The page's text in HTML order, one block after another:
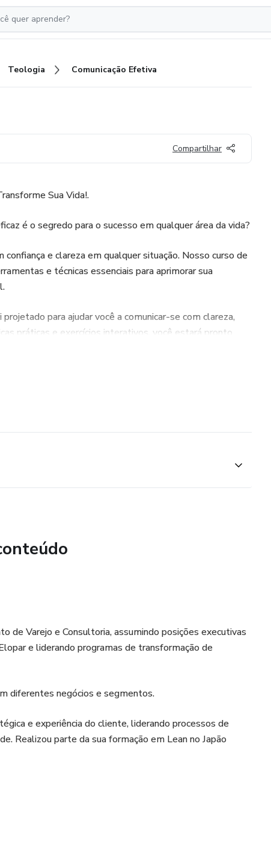
Teologia Comunicação Efetiva
Compartilhar
Sua Vida!.
é o segredo para o sucesso em qualquer área da vida?
confiança e clareza em qualquer situação. Nosso curso de
e técnicas essenciais para aprimorar sua
para ajudar você a comunicar-se com clareza,
práticas e exercícios interativos, você estará pronto
reuniões e interações do dia a dia.
de Varejo e Consultoria, assumindo posições executivas
e liderando programas de transformação de
diferentes negócios e segmentos.
e experiência do cliente, liderando processos de
Realizou parte da sua formação em Lean no Japão